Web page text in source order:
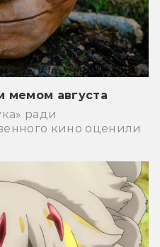
мемом августа
ради
кино оценили